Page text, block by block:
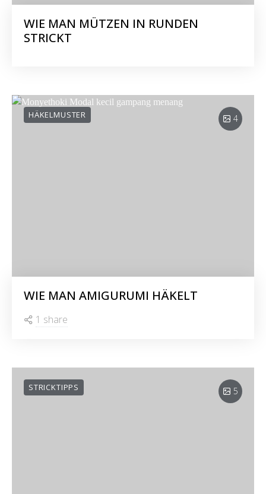
WIE MAN MÜTZEN IN RUNDEN
STRICKT
4
HÄKELMUSTER
WIE MAN AMIGURUMI HÄKELT
1 share
5
STRICKTIPPS